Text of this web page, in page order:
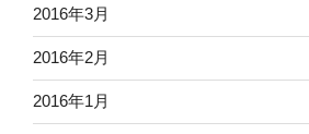
2016年3月
2016年2月
2016年1月